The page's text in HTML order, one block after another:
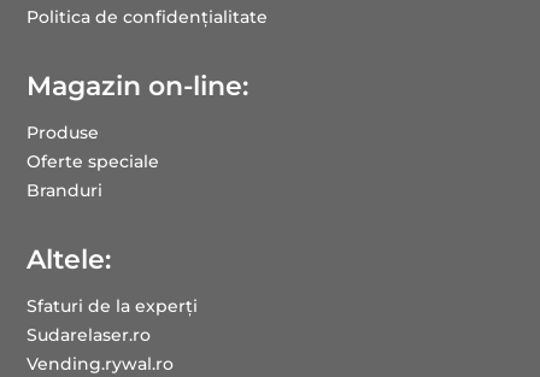
Politica de confidențialitate
Magazin on-line:
Produse
Oferte speciale
Branduri
Altele:
Sfaturi de la experți
Sudarelaser.ro
Vending.rywal.ro